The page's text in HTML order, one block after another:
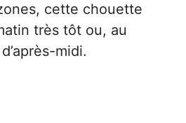
cette chouette
très tôt ou, au
midi.